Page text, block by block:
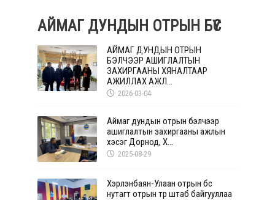
АЙМАГ ДУНДЫН ОТРЫН БҮС
АЙМАГ ДУНДЫН ОТРЫН
БЭЛЧЭЭР АШИГЛАЛТЫН
ЗАХИРГААНЫ ХЯНАЛТААР
АЖИЛЛАХ АЖЛ...
2026-03-04
Аймаг дундын отрын бэлчээр
ашиглалтын захиргааны ажлын
хэсэг Дорнод, Х...
2025-08-29
Хэрлэнбаян-Улаан отрын бүс
нутагт отрын түр штаб байгууллаа